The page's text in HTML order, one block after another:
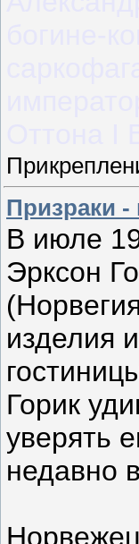
Призраки
В июле
Эрксон
изделия
Горик
уверять
недавно